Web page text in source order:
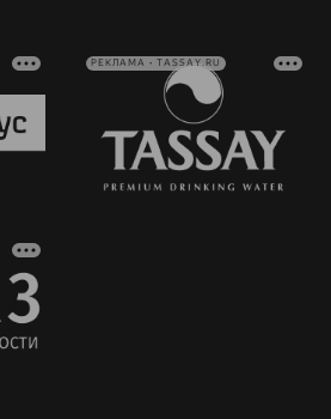
РЕКЛАМА • TASSAY.RU